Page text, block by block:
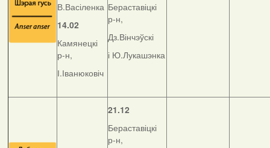
В.Васіленка
14.02
Камянецкі
р-н,
І.Іванюковіч
Бераставіцкі
р-н,
Дз.Вінчэўскі
і Ю.Лукашэнка
21.12
Бераставіцкі
р-н,